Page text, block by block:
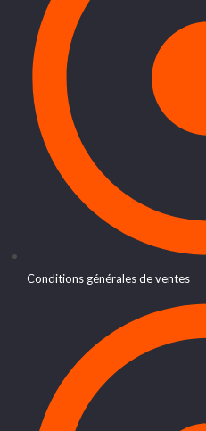
Conditions générales de ventes